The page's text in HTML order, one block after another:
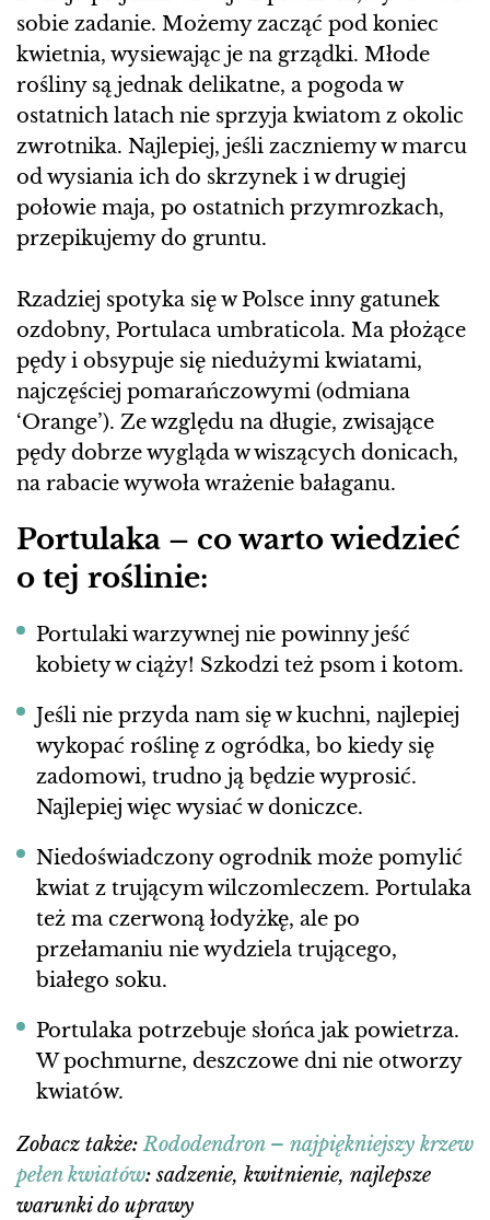
sobie zadanie. Możemy zacząć pod koniec
kwietnia, wysiewając je na grządki. Młode
rośliny są jednak delikatne, a pogoda w
ostatnich latach nie sprzyja kwiatom z okolic
zwrotnika. Najlepiej, jeśli zaczniemy w marcu
od wysiania ich do skrzynek i w drugiej
połowie maja, po ostatnich przymrozkach,
przepikujemy do gruntu.
Rzadziej spotyka się w Polsce inny gatunek
ozdobny, Portulaca umbraticola. Ma płożące
pędy i obsypuje się niedużymi kwiatami,
najczęściej pomarańczowymi (odmiana
‘Orange’). Ze względu na długie, zwisające
pędy dobrze wygląda w wiszących donicach,
na rabacie wywoła wrażenie bałaganu.
Portulaka – co warto wiedzieć
o tej roślinie:
Portulaki warzywnej nie powinny jeść
kobiety w ciąży! Szkodzi też psom i kotom.
Jeśli nie przyda nam się w kuchni, najlepiej
wykopać roślinę z ogródka, bo kiedy się
zadomowi, trudno ją będzie wyprosić.
Najlepiej więc wysiać w doniczce.
Niedoświadczony ogrodnik może pomylić
kwiat z trującym wilczomleczem. Portulaka
też ma czerwoną łodyżkę, ale po
przełamaniu nie wydziela trującego,
białego soku.
Portulaka potrzebuje słońca jak powietrza.
W pochmurne, deszczowe dni nie otworzy
kwiatów.
Zobacz także:Rododendron – najpiękniejszy krzew
pełen kwiatów: sadzenie, kwitnienie, najlepsze
warunki do uprawy